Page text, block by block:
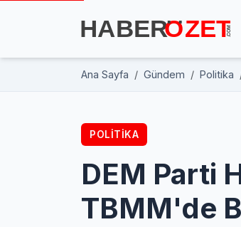
Ana Sayfa Gündem Politika
POLITIKA
DEM Parti
TBMM'de